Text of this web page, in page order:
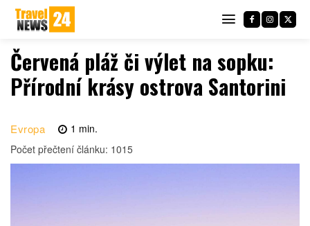
Červená pláž či výlet na sopku:
Přírodní krásy ostrova Santorini
Evropa 1 min.
Počet přečtení článku: 1015